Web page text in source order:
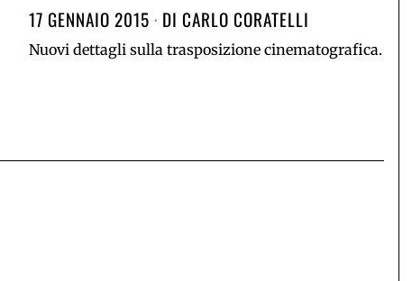
17 GENNAIO 2015 DI CARLO CORATELLI
Nuovi dettagli sulla trasposizione cinematografica.